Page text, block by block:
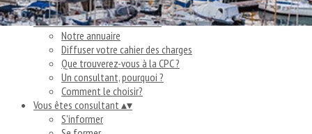
Accueil▴▾
Vous cherchez un consultant▴▾
Notre annuaire
Diffuser votre cahier des charges
Que trouverez-vous à la CPC ?
Un consultant, pourquoi ?
Comment le choisir?
Vous êtes consultant ▴▾
S'informer